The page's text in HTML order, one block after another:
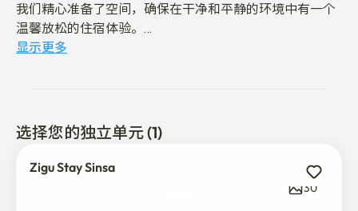
我们精心准备了空间，确保在干净和平静的环境中有一个
温馨放松的住宿体验。
周围应有尽有:医院、便利店、加油站、当地餐厅、橄榄
杨、星巴克、巴黎长棍面包等。
显示更多
选择您的独立单元 (1)
Zigu Stay Sinsa
30